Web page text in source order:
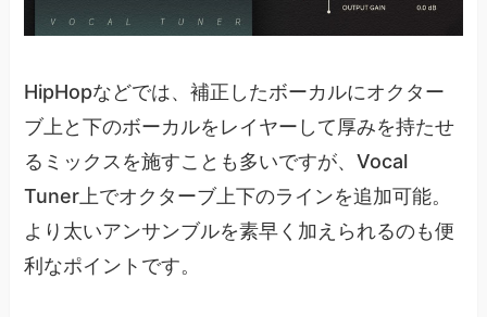
HipHopなどでは、補正したボーカルにオクター
ブ上と下のボーカルをレイヤーして厚みを持たせ
るミックスを施すことも多いですが、Vocal
Tuner上でオクターブ上下のラインを追加可能。
より太いアンサンブルを素早く加えられるのも便
利なポイントです。